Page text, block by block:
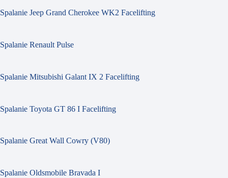
Spalanie Jeep Grand Cherokee WK2 Facelifting
Spalanie Renault Pulse
Spalanie Mitsubishi Galant IX 2 Facelifting
Spalanie Toyota GT 86 I Facelifting
Spalanie Great Wall Cowry (V80)
Spalanie Oldsmobile Bravada I